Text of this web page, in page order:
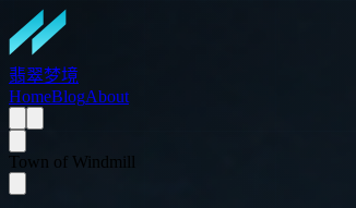
翡翠梦境
HomeBlogAbout
Town of Windmill